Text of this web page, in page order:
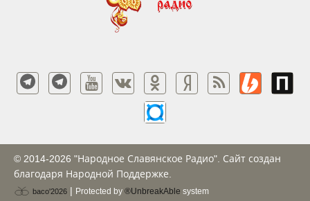
© 2014-2026 "Народное Славянское Радио". Сайт создан
благодаря Народной Поддержке.
baco'2026 | Protected by ®UnbreakAble system